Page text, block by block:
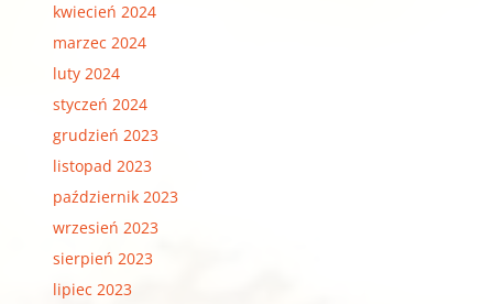
kwiecień 2024
marzec 2024
luty 2024
styczeń 2024
grudzień 2023
listopad 2023
październik 2023
wrzesień 2023
sierpień 2023
lipiec 2023